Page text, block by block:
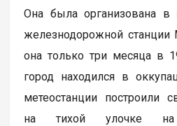
Она была организована в
железнодорожной станции
она только три месяца в
город находился в
метеостанции построили
на тихой улочке на